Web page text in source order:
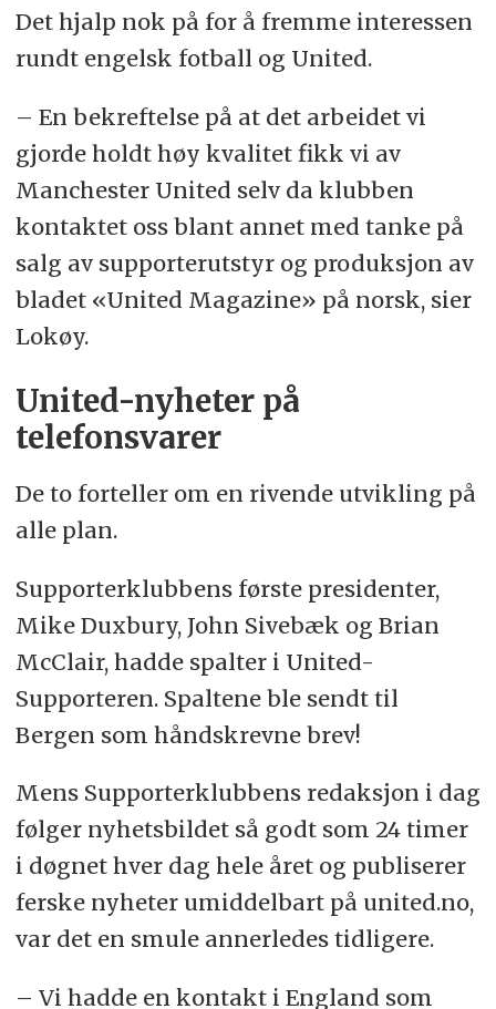
Det hjalp nok på for å fremme interessen
rundt engelsk fotball og United.
– En bekreftelse på at det arbeidet vi
gjorde holdt høy kvalitet fikk vi av
Manchester United selv da klubben
kontaktet oss blant annet med tanke på
salg av supporterutstyr og produksjon av
bladet «United Magazine» på norsk, sier
Lokøy.
United-nyheter på
telefonsvarer
De to forteller om en rivende utvikling på
alle plan.
Supporterklubbens første presidenter,
Mike Duxbury, John Sivebæk og Brian
McClair, hadde spalter i United-
Supporteren. Spaltene ble sendt til
Bergen som håndskrevne brev!
Mens Supporterklubbens redaksjon i dag
følger nyhetsbildet så godt som 24 timer
i døgnet hver dag hele året og publiserer
ferske nyheter umiddelbart på united.no,
var det en smule annerledes tidligere.
– Vi hadde en kontakt i England som